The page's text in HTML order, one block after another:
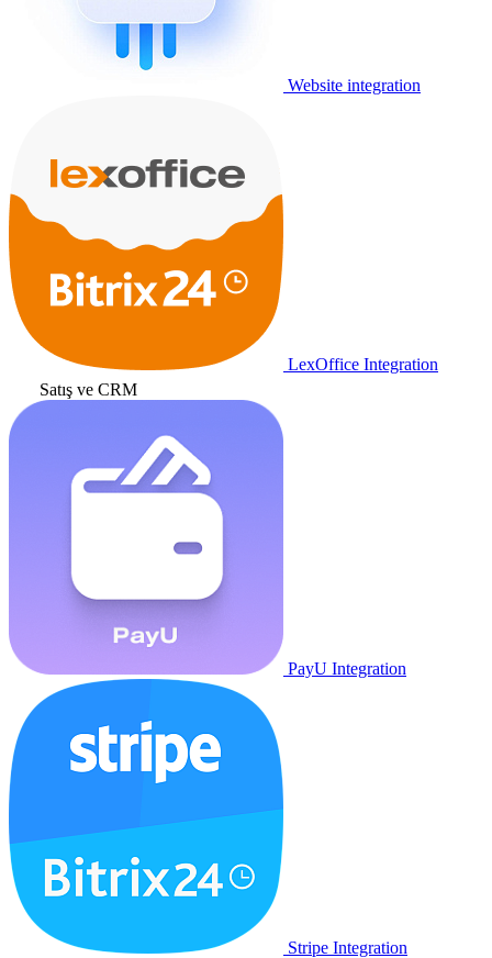
Website integration
LexOffice Integration
Satış ve CRM
PayU Integration
Stripe Integration